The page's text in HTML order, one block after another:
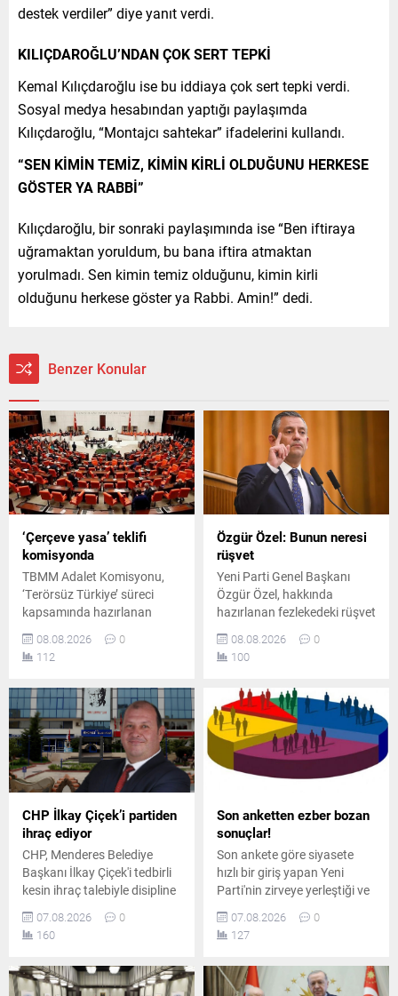
destek verdiler” diye yanıt verdi.
KILIÇDAROĞLU’NDAN ÇOK SERT TEPKİ
Kemal Kılıçdaroğlu ise bu iddiaya çok sert tepki verdi.
Sosyal medya hesabından yaptığı paylaşımda
Kılıçdaroğlu, “Montajcı sahtekar” ifadelerini kullandı.
“SEN KİMİN TEMİZ, KİMİN KİRLİ OLDUĞUNU HERKESE
GÖSTER YA RABBİ”
Kılıçdaroğlu, bir sonraki paylaşımında ise “Ben iftiraya
uğramaktan yoruldum, bu bana iftira atmaktan
yorulmadı. Sen kimin temiz olduğunu, kimin kirli
olduğunu herkese göster ya Rabbi. Amin!” dedi.
Benzer Konular
‘Çerçeve yasa’ teklifi
komisyonda
TBMM Adalet Komisyonu,
‘Terörsüz Türkiye’ süreci
kapsamında hazırlanan
çerçeve yasa teklifini
görüşmek üzere toplandı.
Toplantıda iktidar ve
arasında usul ve içerik
tartışmaları yaşandı.
08.08.2026
0
112
Özgür Özel: Bunun neresi
rüşvet
Yeni Parti Genel Başkanı
Özgür Özel, hakkında
hazırlanan fezlekedeki rüşvet
iddiasına tepki göstererek,
kurultay masrafları için para
verilmiş olsa bile bunun
savundu.
08.08.2026
0
100
CHP İlkay Çiçek’i partiden
ihraç ediyor
CHP, Menderes Belediye
Başkanı İlkay Çiçek'i tedbirli
kesin ihraç talebiyle disipline
ilkeleri ve örgüt disiplini
kapsamında yapılan
alındığı açıklandı.
07.08.2026
0
160
Son anketten ezber bozan
sonuçlar!
Son ankete göre siyasete
hızlı bir giriş yapan Yeni
Parti'nin zirveye yerleştiği ve
aldığı ankette, CHP ve
MHP'nin yaşadığı tarihi oy
gerilemeleri dikkat çekti.
07.08.2026
0
127